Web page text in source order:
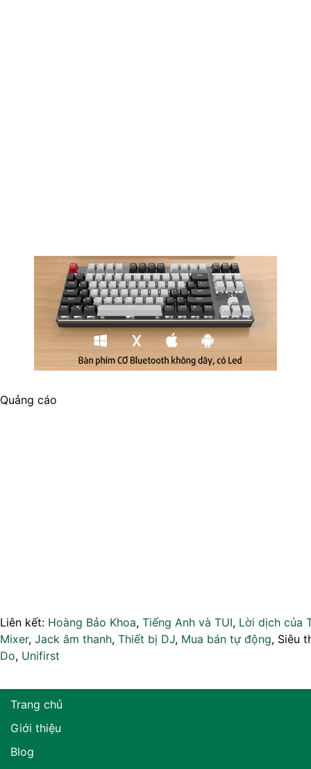
Quảng cáo
Liên kết: Hoàng Bảo Khoa, Tiếng Anh và TUI, Lời dịch của
Mixer, Jack âm thanh, Thiết bị DJ, Mua bán tự động, Siêu
Do, Unifirst
Trang chủ
Giới thiệu
Blog